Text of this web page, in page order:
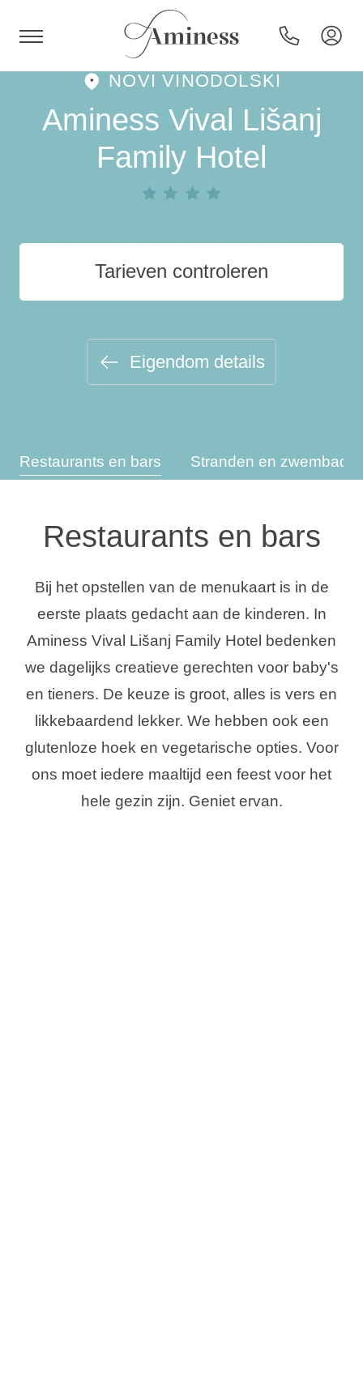
HR
Hotels en resorts
Campings
Bestemmingen
Vakantietypes
Merken
Blogi
NOVI VINODOLSKI
Aminess Vival Lišanj
Family Hotel
Tarieven controleren
Eigendom details
Restaurants en bars Stranden en
Restaurants en bars
Bij het opstellen van de menukaart is in de
eerste plaats gedacht aan de kinderen. In
Aminess Vival Lišanj Family Hotel bedenken
we dagelijks creatieve gerechten voor baby's
en tieners. De keuze is groot, alles is vers en
likkebaardend lekker. We hebben ook een
glutenloze hoek en vegetarische opties. Voor
ons moet iedere maaltijd een feest voor het
hele gezin zijn. Geniet ervan.